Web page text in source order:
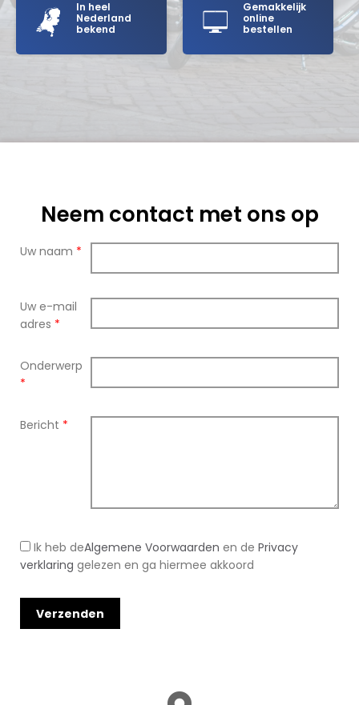
In heel
Nederland
bekend
Gemakkelijk
online
bestellen
Neem contact met ons op
Uw naam *
Uw e-mail
adres *
Onderwerp
*
Bericht *
Ik heb deAlgemene Voorwaarden en de Privacy
verklaring gelezen en ga hiermee akkoord